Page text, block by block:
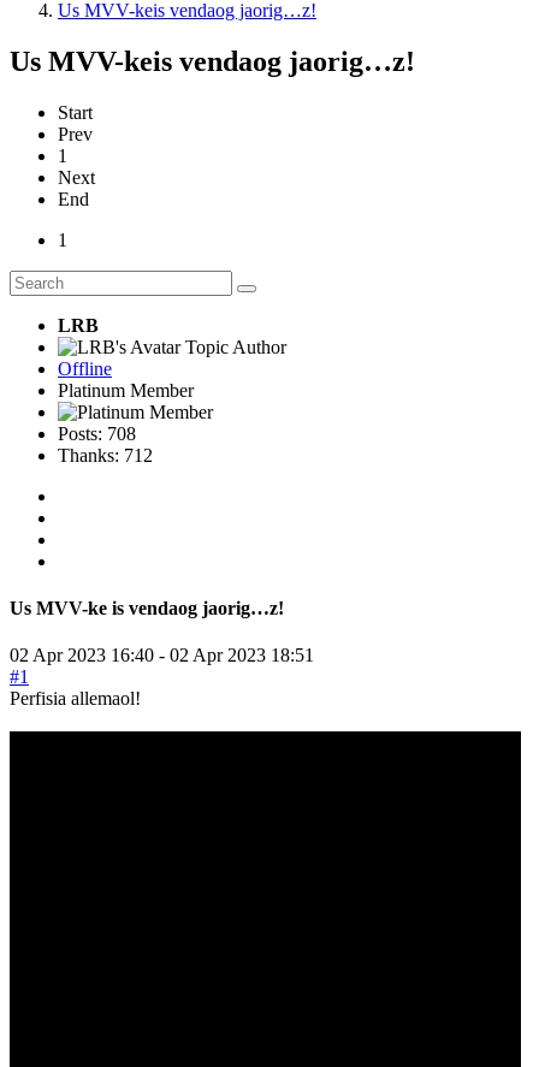
Us MVV-keis vendaog jaorig…z!
Us MVV-keis vendaog jaorig…z!
Start
Prev
1
Next
End
1
LRB
Topic Author
Offline
Platinum Member
Posts: 708
Thanks: 712
Us MVV-ke is vendaog jaorig…z!
02 Apr 2023 16:40 - 02 Apr 2023 18:51
#1
Perfisia allemaol!